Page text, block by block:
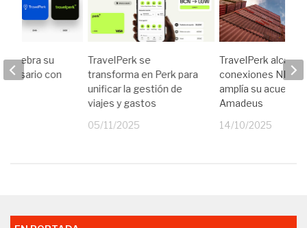
TravelPerk se
transforma en Perk para
unificar la gestión de
viajes y gastos
05/11/2025
TravelPerk alcanza
conexiones NDC y
amplía su acuerdo
Amadeus
14/10/2025
celebra su
con